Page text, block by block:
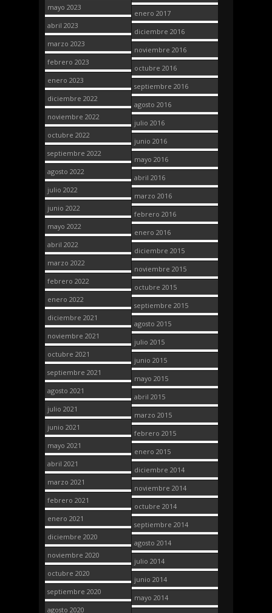
mayo 2023
abril 2023
marzo 2023
febrero 2023
enero 2023
diciembre 2022
noviembre 2022
octubre 2022
septiembre 2022
agosto 2022
julio 2022
junio 2022
mayo 2022
abril 2022
marzo 2022
febrero 2022
enero 2022
diciembre 2021
noviembre 2021
octubre 2021
septiembre 2021
agosto 2021
julio 2021
junio 2021
mayo 2021
abril 2021
marzo 2021
febrero 2021
enero 2021
diciembre 2020
noviembre 2020
octubre 2020
septiembre 2020
agosto 2020
enero 2017
diciembre 2016
noviembre 2016
octubre 2016
septiembre 2016
agosto 2016
julio 2016
junio 2016
mayo 2016
abril 2016
marzo 2016
febrero 2016
enero 2016
diciembre 2015
noviembre 2015
octubre 2015
septiembre 2015
agosto 2015
julio 2015
junio 2015
mayo 2015
abril 2015
marzo 2015
febrero 2015
enero 2015
diciembre 2014
noviembre 2014
octubre 2014
septiembre 2014
agosto 2014
julio 2014
junio 2014
mayo 2014